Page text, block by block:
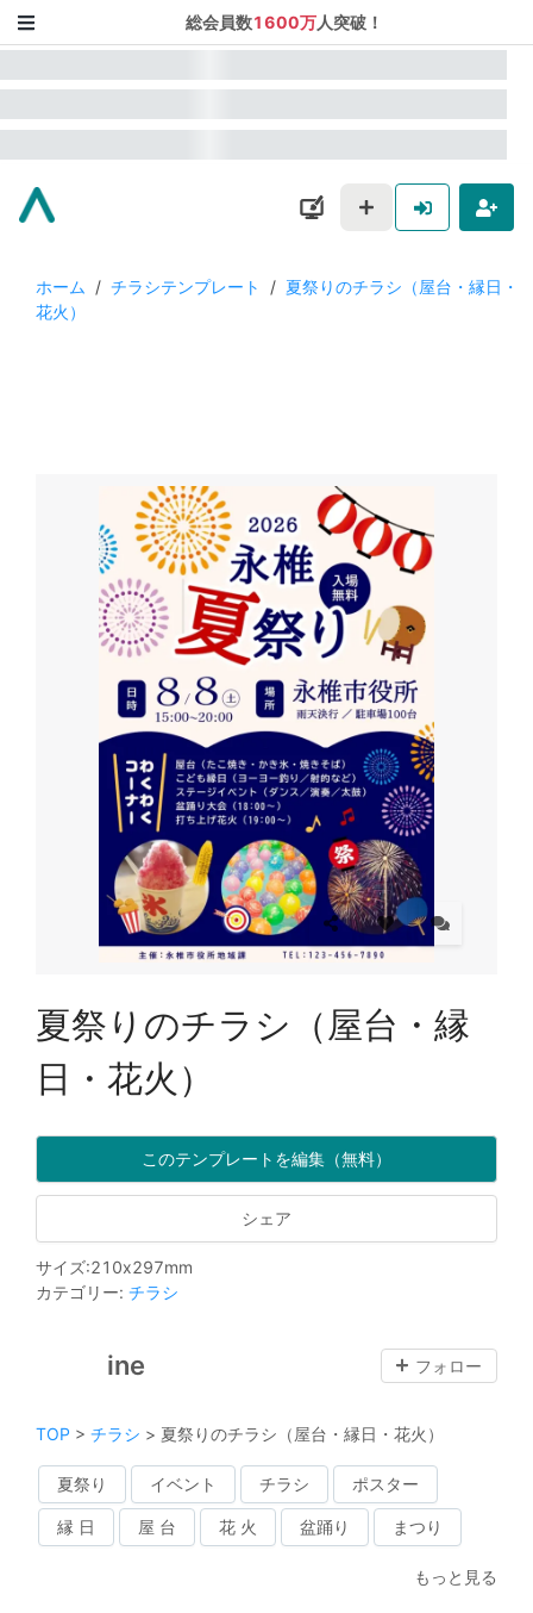
総会員数1600万人突破！
ホーム / チラシテンプレート / 夏祭りのチラシ（屋台・縁日・
花火）
夏祭りのチラシ（屋台・縁
日・花火）
このテンプレートを編集（無料）
シェア
サイズ:210x297mm
カテゴリー: チラシ
ine フォロー
TOP > チラシ > 夏祭りのチラシ（屋台・縁日・花火）
夏祭り イベント チラシ ポスター
縁 日 屋 台 花 火 盆踊り まつり
もっと見る